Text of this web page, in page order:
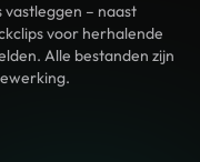
– naast
voor herhalende
Alle bestanden zijn